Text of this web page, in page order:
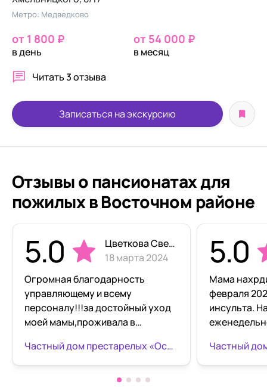
Метро: Медведково
от 1 800 ₽
в день
от 54 000 ₽
в месяц
Читать3 отзыва
Записаться на экскурсию
Отзывы о пансионатах для
пожилых в Восточном районе
5.0
Цветкова Светлана
18 марта 2024
Огромная благодарность
управляющему и всему
персоналу!!!за достойный уход
моей мамы,проживала в
на связи,фото видео
отправляла,мама всегда
чистенькая ухоженная и под
Частный дом престарелых «Осень жизни» улица Средняя, 5
5.0
Мама
февраля 2022
инсульта.
волосы,